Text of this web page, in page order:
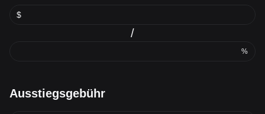
$
/
%
Ausstiegsgebühr